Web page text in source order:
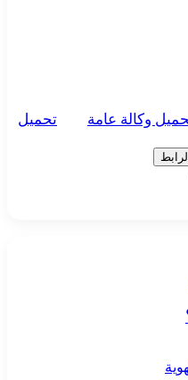
وكالة عامة
تحميل